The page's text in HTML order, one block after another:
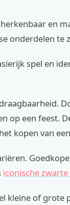
en
onderdelen te
spel en
op een feest.
kopen van
iconische
kleine of